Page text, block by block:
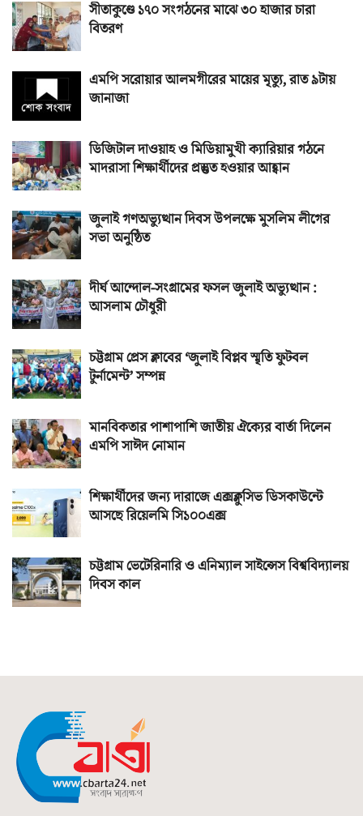
সীতাকুণ্ডে ১৭০ সংগঠনের মাঝে ৩০ হাজার চারা
বিতরণ
এমপি সরোয়ার আলমগীরের মায়ের মৃত্যু, রাত ৯টায়
জানাজা
ডিজিটাল দাওয়াহ ও মিডিয়ামুখী ক্যারিয়ার গঠনে
মাদরাসা শিক্ষার্থীদের প্রস্তুত হওয়ার আহ্বান
জুলাই গণঅভ্যুত্থান দিবস উপলক্ষে মুসলিম লীগের
সভা অনুষ্ঠিত
দীর্ঘ আন্দোল-সংগ্রামের ফসল জুলাই অভ্যুত্থান :
আসলাম চৌধুরী
চট্টগ্রাম প্রেস ক্লাবের ‘জুলাই বিপ্লব স্মৃতি ফুটবল
টুর্নামেন্ট’ সম্পন্ন
মানবিকতার পাশাপাশি জাতীয় ঐক্যের বার্তা দিলেন
এমপি সাঈদ নোমান
শিক্ষার্থীদের জন্য দারাজে এক্সক্লুসিভ ডিসকাউন্টে
আসছে রিয়েলমি সি১০০এক্স
চট্টগ্রাম ভেটেরিনারি ও এনিম্যাল সাইন্সেস বিশ্ববিদ্যালয়
দিবস কাল